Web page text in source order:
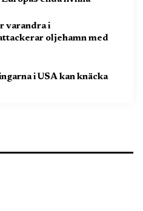
varandra i
oljehamn med
i USA kan knäcka